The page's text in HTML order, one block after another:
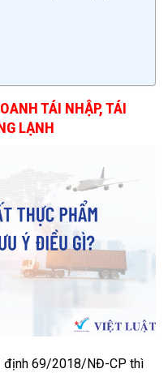
TÁI NHẬP, TÁI
LẠNH
định 69/2018/NĐ-CP thì